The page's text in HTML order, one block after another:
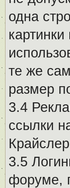
одна
те же
размер
3.4
ссылки
3.5
форуме,